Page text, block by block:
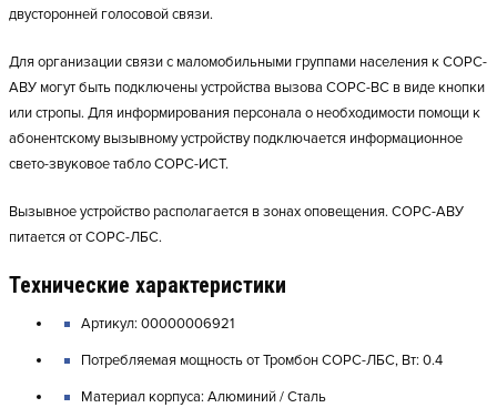
двусторонней голосовой связи.
Для организации связи с маломобильными группами населения к СОРС-
АВУ могут быть подключены устройства вызова СОРС-ВС в виде кнопки
или стропы. Для информирования персонала о необходимости помощи к
абонентскому вызывному устройству подключается информационное
свето-звуковое табло СОРС-ИСТ.
Вызывное устройство располагается в зонах оповещения. СОРС-АВУ
питается от СОРС-ЛБС.
Технические характеристики
Артикул: 00000006921
Потребляемая мощность от Тромбон СОРС-ЛБС, Вт: 0.4
Материал корпуса: Алюминий / Сталь